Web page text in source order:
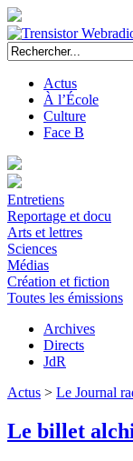
Actus
À l’École
Culture
Face B
Entretiens
Reportage et docu
Arts et lettres
Sciences
Médias
Création et fiction
Toutes les émissions
Archives
Directs
JdR
Actus > Le Journal
Le billet